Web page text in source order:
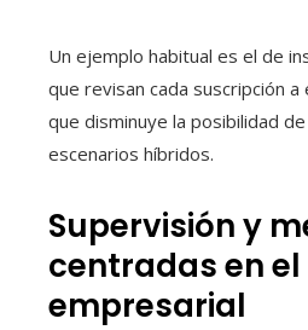
Un ejemplo habitual es el de
que revisan cada suscripción
que disminuye la posibilidad
escenarios híbridos.
Supervisión y
centradas en
empresarial